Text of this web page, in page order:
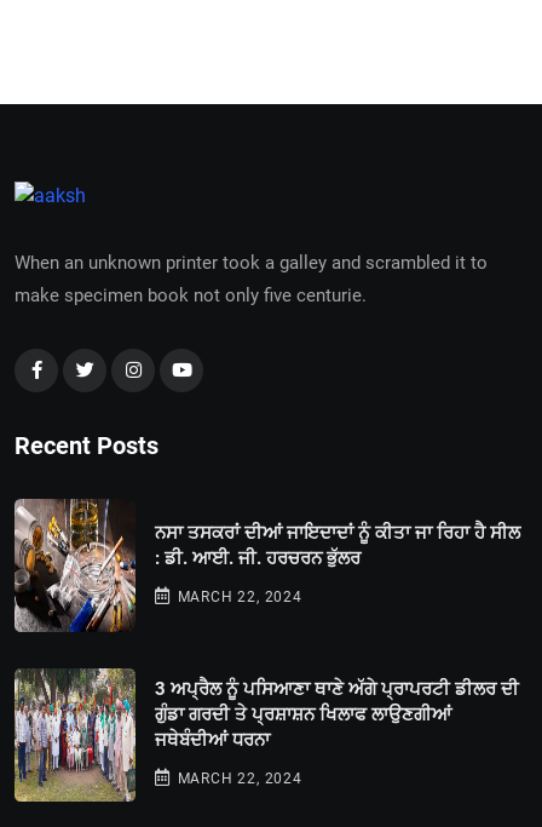
When an unknown printer took a galley and scrambled it to
make specimen book not only five centurie.
Recent Posts
ਨਸਾ ਤਸਕਰਾਂ ਦੀਆਂ ਜਾਇਦਾਦਾਂ ਨੂੰ ਕੀਤਾ ਜਾ ਰਿਹਾ ਹੈ ਸੀਲ
: ਡੀ. ਆਈ. ਜੀ. ਹਰਚਰਨ ਭੁੱਲਰ
MARCH 22, 2024
3 ਅਪ੍ਰੈਲ ਨੂੰ ਪਸਿਆਣਾ ਥਾਣੇ ਅੱਗੇ ਪ੍ਰਾਪਰਟੀ ਡੀਲਰ ਦੀ
ਗੁੰਡਾ ਗਰਦੀ ਤੇ ਪ੍ਰਸ਼ਾਸ਼ਨ ਖਿਲਾਫ ਲਾਉਣਗੀਆਂ
ਜਥੇਬੰਦੀਆਂ ਧਰਨਾ
MARCH 22, 2024